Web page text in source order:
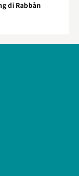
di Rabbàn